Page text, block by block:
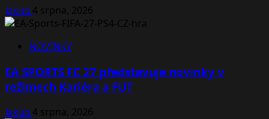
Jakub 4 srpna, 2026
NOVINKY
EA SPORTS FC 27 představuje novinky v
režimech Kariéra a FUT
Jakub 4 srpna, 2026